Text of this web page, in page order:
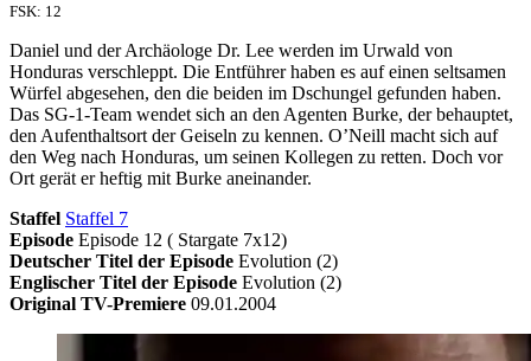
FSK: 12
Daniel und der Archäologe Dr. Lee werden im Urwald von
Honduras verschleppt. Die Entführer haben es auf einen seltsamen
Würfel abgesehen, den die beiden im Dschungel gefunden haben.
Das SG-1-Team wendet sich an den Agenten Burke, der behauptet,
den Aufenthaltsort der Geiseln zu kennen. O’Neill macht sich auf
den Weg nach Honduras, um seinen Kollegen zu retten. Doch vor
Ort gerät er heftig mit Burke aneinander.
Staffel Staffel 7
Episode Episode 12 ( Stargate 7x12)
Deutscher Titel der Episode Evolution (2)
Englischer Titel der Episode Evolution (2)
Original TV-Premiere 09.01.2004